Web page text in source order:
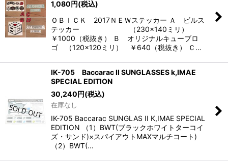
1,080円(税込)
ＯＢＩＣＫ 2017ＮＥＷステッカー Ａ ビルス
テッカー （230×140ミリ）
￥1000（税抜き） Ｂ オリジナルキューブロ
ゴ （120×120ミリ） ￥640（税抜き） Ｃ…
IK-705 Baccarac II SUNGLASSES k,IMAE
SPECIAL EDITION
30,240円(税込)
在庫なし
IK-705 Baccarac SUNGLAS II K,IMAE SPECIAL
EDITION （1）BWT(ブラックホワイトターコイ
ズ・サンド)×スパイアウトMAXマルチコート)
（2）BWT(…